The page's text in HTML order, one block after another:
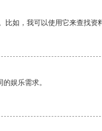
如，我可以使用它来查找资
娱乐需求。